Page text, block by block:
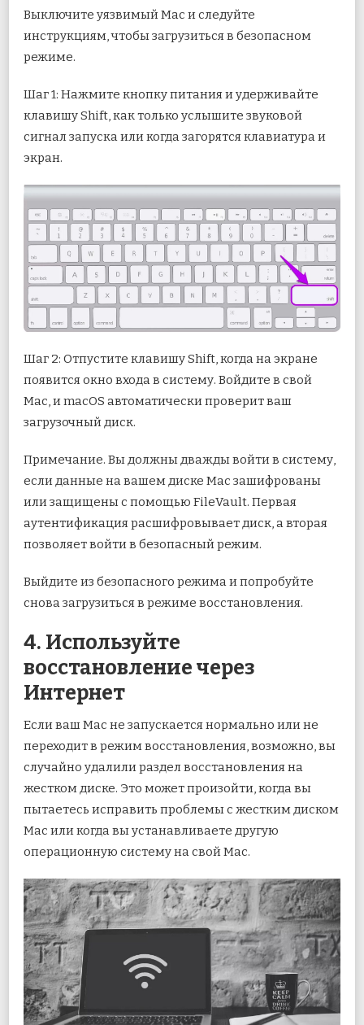
Выключите уязвимый Mac и следуйте
инструкциям, чтобы загрузиться в безопасном
режиме.
Шаг 1: Нажмите кнопку питания и удерживайте
клавишу Shift, как только услышите звуковой
сигнал запуска или когда загорятся клавиатура и
экран.
Шаг 2: Отпустите клавишу Shift, когда на экране
появится окно входа в систему. Войдите в свой
Mac, и macOS автоматически проверит ваш
загрузочный диск.
Примечание. Вы должны дважды войти в систему,
если данные на вашем диске Mac зашифрованы
или защищены с помощью FileVault. Первая
аутентификация расшифровывает диск, а вторая
позволяет войти в безопасный режим.
Выйдите из безопасного режима и попробуйте
снова загрузиться в режиме восстановления.
4. Используйте
восстановление через
Интернет
Если ваш Mac не запускается нормально или не
переходит в режим восстановления, возможно, вы
случайно удалили раздел восстановления на
жестком диске. Это может произойти, когда вы
пытаетесь исправить проблемы с жестким диском
Mac или когда вы устанавливаете другую
операционную систему на свой Mac.